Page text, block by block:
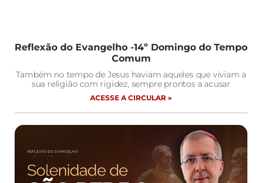
Reflexão do Evangelho -14º Domingo do Tempo
Comum
Também no tempo de Jesus haviam aqueles que viviam a
sua religião com rigidez, sempre prontos a acusar
ACESSE A CIRCULAR »